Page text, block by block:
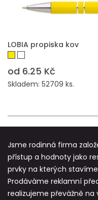
PŘIDAT DO POPTÁVKY
LOBIA propiska kov
od 6.25 Kč
Skladem: 52709 ks.
Jsme rodinná firma
přístup a hodnoty jako
prvky na kterých
Prodáváme reklamní
realizujeme převážně